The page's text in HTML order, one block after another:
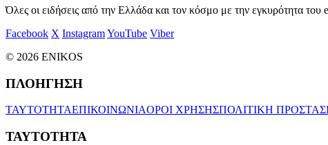
Όλες οι ειδήσεις από την Ελλάδα και τον κόσμο με την εγκυρότητα του
Facebook X InstagramYouTube Viber
© 2026 ENIKOS
ΠΛΟΗΓΗΣΗ
ΤΑΥΤΟΤΗΤΑΕΠΙΚΟΙΝΩΝΙΑΟΡΟΙ ΧΡΗΣΗΣΠΟΛΙΤΙΚΗ
ΤΑΥΤΟΤΗΤΑ